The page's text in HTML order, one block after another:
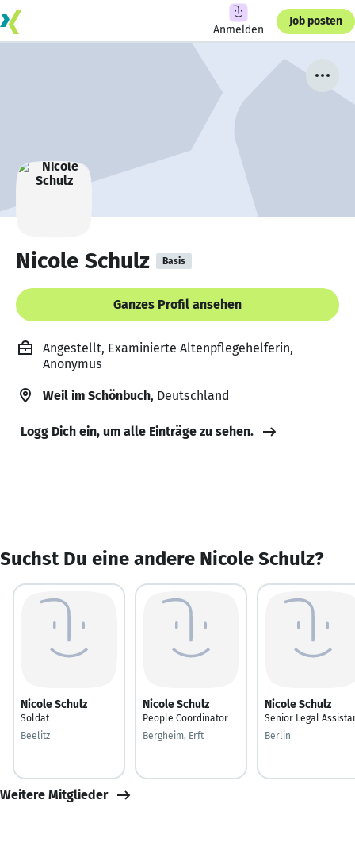
Anmelden
Job posten
Nicole Schulz Basis
Ganzes Profil ansehen
Angestellt, Examinierte Altenpflegehelferin,
Anonymus
Weil im Schönbuch, Deutschland
Logg Dich ein, um alle Einträge zu sehen.
Suchst Du eine andere Nicole Schulz?
Nicole Schulz
Soldat
Beelitz
Nicole Schulz
People Coordinator
Bergheim, Erft
Nicole Schulz
Senior Legal
Berlin
Weitere Mitglieder